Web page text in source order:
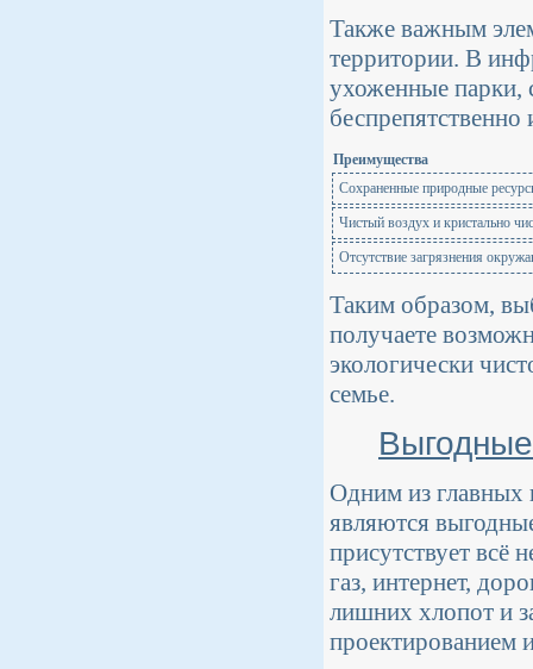
Также важным
территории. В
ухоженные парки,
беспрепятственно
Преимущества
Сохраненные природные
Чистый воздух и кристально
Отсутствие загрязнения
Таким образом,
получаете
экологически
семье.
Одним из главных
являются
присутствует всё
газ, интернет,
лишних хлопот и
проектированием